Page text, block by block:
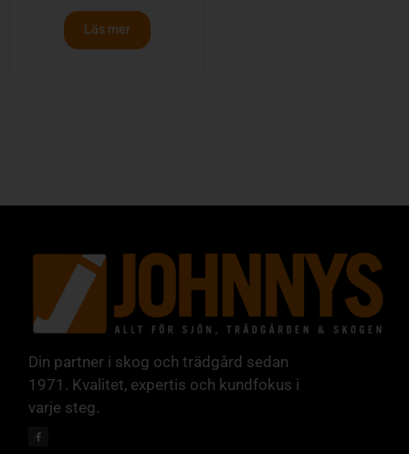
Läs mer
Din partner i skog och trädgård sedan
1971. Kvalitet, expertis och kundfokus i
varje steg.